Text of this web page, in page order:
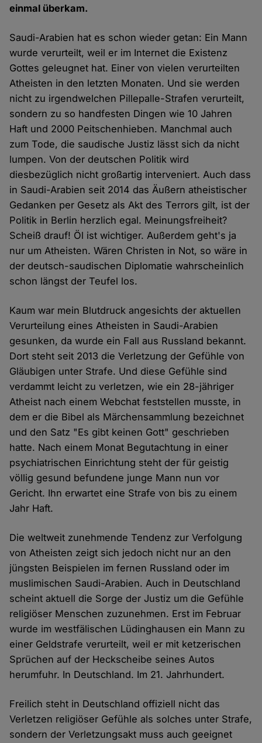
einmal überkam.
Saudi-Arabien hat es schon wieder getan: Ein Mann
wurde verurteilt, weil er im Internet die Existenz
Gottes geleugnet hat. Einer von vielen verurteilten
Atheisten in den letzten Monaten. Und sie werden
nicht zu irgendwelchen Pillepalle-Strafen verurteilt,
sondern zu so handfesten Dingen wie 10 Jahren
Haft und 2000 Peitschenhieben. Manchmal auch
zum Tode, die saudische Justiz lässt sich da nicht
lumpen. Von der deutschen Politik wird
diesbezüglich nicht großartig interveniert. Auch dass
in Saudi-Arabien seit 2014 das Äußern atheistischer
Gedanken per Gesetz als Akt des Terrors gilt, ist der
Politik in Berlin herzlich egal. Meinungsfreiheit?
Scheiß drauf! Öl ist wichtiger. Außerdem geht's ja
nur um Atheisten. Wären Christen in Not, so wäre in
der deutsch-saudischen Diplomatie wahrscheinlich
schon längst der Teufel los.
Kaum war mein Blutdruck angesichts der aktuellen
Verurteilung eines Atheisten in Saudi-Arabien
gesunken, da wurde ein Fall aus Russland bekannt.
Dort steht seit 2013 die Verletzung der Gefühle von
Gläubigen unter Strafe. Und diese Gefühle sind
verdammt leicht zu verletzen, wie ein 28-jähriger
Atheist nach einem Webchat feststellen musste, in
dem er die Bibel als Märchensammlung bezeichnet
und den Satz "Es gibt keinen Gott" geschrieben
hatte. Nach einem Monat Begutachtung in einer
psychiatrischen Einrichtung steht der für geistig
völlig gesund befundene junge Mann nun vor
Gericht. Ihn erwartet eine Strafe von bis zu einem
Jahr Haft.
Die weltweit zunehmende Tendenz zur Verfolgung
von Atheisten zeigt sich jedoch nicht nur an den
jüngsten Beispielen im fernen Russland oder im
muslimischen Saudi-Arabien. Auch in Deutschland
scheint aktuell die Sorge der Justiz um die Gefühle
religiöser Menschen zuzunehmen. Erst im Februar
wurde im westfälischen Lüdinghausen ein Mann zu
einer Geldstrafe verurteilt, weil er mit ketzerischen
Sprüchen auf der Heckscheibe seines Autos
herumfuhr. In Deutschland. Im 21. Jahrhundert.
Freilich steht in Deutschland offiziell nicht das
Verletzen religiöser Gefühle als solches unter Strafe,
sondern der Verletzungsakt muss auch geeignet